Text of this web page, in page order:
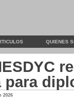
QUIENES
2026